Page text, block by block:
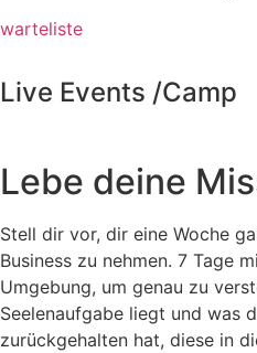
warteliste
Live Events /Camp
Lebe deine
Stell dir vor, dir eine Woche
Business zu nehmen. 7 Tage
Umgebung, um genau zu
Seelenaufgabe liegt und was
zurückgehalten hat, diese in